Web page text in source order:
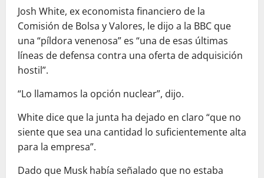
Josh White, ex economista financiero de la
Comisión de Bolsa y Valores, le dijo a la BBC que
una “píldora venenosa” es “una de esas últimas
líneas de defensa contra una oferta de adquisición
hostil”.
“Lo llamamos la opción nuclear”, dijo.
White dice que la junta ha dejado en claro “que no
siente que sea una cantidad lo suficientemente alta
para la empresa”.
Dado que Musk había señalado que no estaba